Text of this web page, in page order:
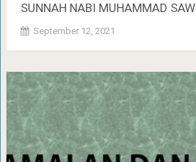
SUNNAH NABI MUHAMMAD SAW
September 12, 2021